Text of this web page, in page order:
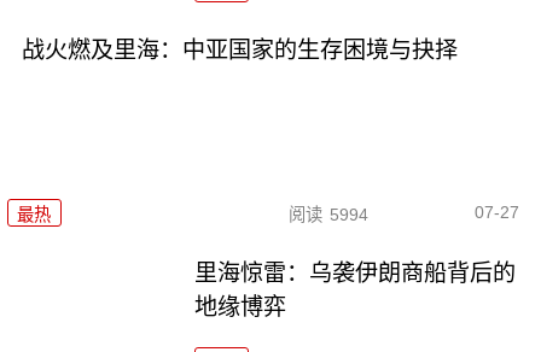
战火燃及里海：中亚国家的生存困境与抉择
最热 阅读 5994 07-27
里海惊雷：乌袭伊朗商船背后的
地缘博弈